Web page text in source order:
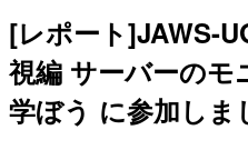
[レポート]JAWS-
視編 サーバーのモ
学ぼう に参加し